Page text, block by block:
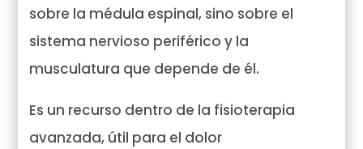
sobre la médula espinal, sino sobre el
sistema nervioso periférico y la
musculatura que depende de él.
Es un recurso dentro de la fisioterapia
avanzada, útil para el dolor